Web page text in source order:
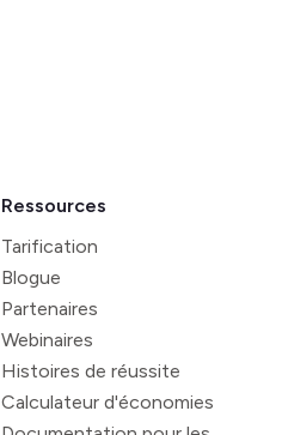
Ressources
Tarification
Blogue
Partenaires
Webinaires
Histoires de réussite
Calculateur d'économies